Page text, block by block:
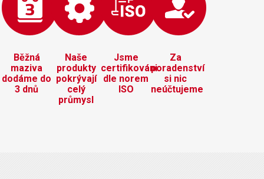
Běžná
maziva
dodáme do
3 dnů
Naše
produkty
pokrývají
celý
průmysl
Jsme
certifikováni
dle norem
ISO
Za
poradenství
si nic
neúčtujeme